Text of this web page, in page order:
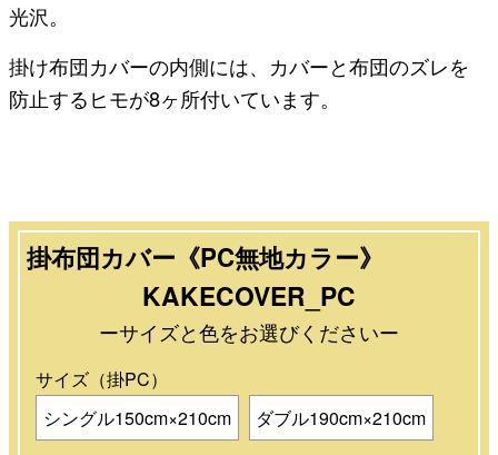
光沢。
掛け布団カバーの内側には、カバーと布団のズレを
防止するヒモが8ヶ所付いています。
掛布団カバー《PC無地カラー》
KAKECOVER_PC
ーサイズと色をお選びくださいー
サイズ（掛PC）
シングル150cm×210cm
ダブル190cm×210cm